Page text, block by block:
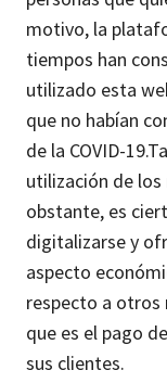
motivo, la
tiempos han
utilizado esta
que no habían
de la COVID-19.
utilización de
obstante, es
digitalizarse y
aspecto
respecto a otros
que es el pago de
sus clientes.